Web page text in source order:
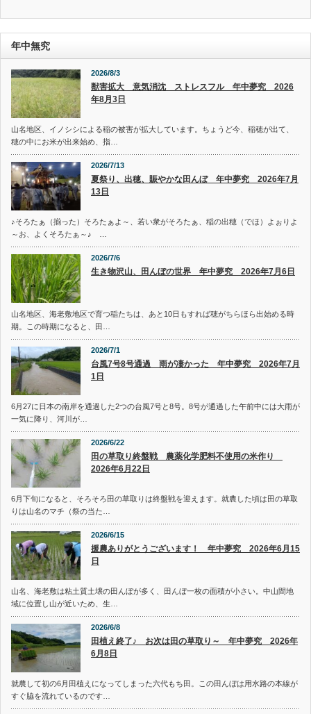
ー
年中無究
2026/8/3
獣害拡大 意気消沈 ストレスフル 年中夢究 2026
年8月3日
山名地区、イノシシによる稲の被害が拡大しています。ちょうど今、稲穂が出て、
穂の中にお米が出来始め、指…
2026/7/13
夏祭り、出穂、賑やかな田んぼ 年中夢究 2026年7月
13日
♪そろたぁ（揃った）そろたぁよ～、若い衆がそろたぁ、稲の出穂（でほ）よぉりよ
～お、よくそろたぁ～♪ …
2026/7/6
生き物沢山、田んぼの世界 年中夢究 2026年7月6日
山名地区、海老敷地区で育つ稲たちは、あと10日もすれば穂がちらほら出始める時
期。この時期になると、田…
2026/7/1
台風7号8号通過 雨が凄かった 年中夢究 2026年7月
1日
6月27に日本の南岸を通過した2つの台風7号と8号。8号が通過した午前中には大雨が
一気に降り、河川が…
2026/6/22
田の草取り終盤戦 農薬化学肥料不使用の米作り
2026年6月22日
6月下旬になると、そろそろ田の草取りは終盤戦を迎えます。就農した頃は田の草取
りは山名のマチ（祭の当た…
2026/6/15
援農ありがとうございます！ 年中夢究 2026年6月15
日
山名、海老敷は粘土質土壌の田んぼが多く、田んぼ一枚の面積が小さい。中山間地
域に位置し山が近いため、生…
2026/6/8
田植え終了♪ お次は田の草取り～ 年中夢究 2026年
6月8日
就農して初の6月田植えになってしまった六代もち田。この田んぼは用水路の本線が
すぐ脇を流れているのです…